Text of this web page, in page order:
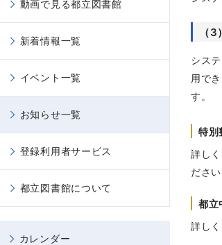
（
シス
用で
す。
特別
詳し
ださい
都立
詳し
動画で見る都立図書館
新着情報一覧
イベント一覧
お知らせ一覧
登録利用者サービス
都立図書館について
カレンダー